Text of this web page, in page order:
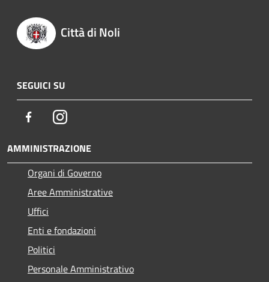
Città di Noli
SEGUICI SU
FacebookInstagram
AMMINISTRAZIONE
Organi di Governo
Aree Amministrative
Uffici
Enti e fondazioni
Politici
Personale Amministrativo